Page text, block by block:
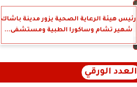
رئيس هيئة الرعاية الصحية يزور مدينة باشاك
شهير تشام وساكورا الطبية ومستشفى...
العدد الورقي